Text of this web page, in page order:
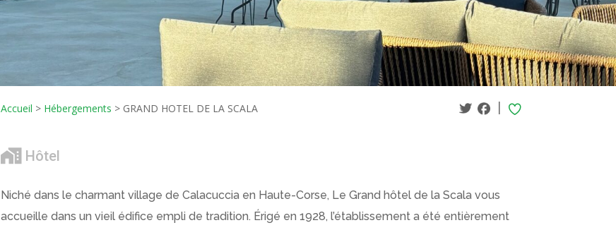
Accueil > Hébergements > GRAND HOTEL DE LA SCALA |
Hôtel
Niché dans le charmant village de Calacuccia en Haute-Corse, Le Grand hôtel de la Scala vous
accueille dans un vieil édifice empli de tradition. Érigé en 1928, l’établissement a été entièrement